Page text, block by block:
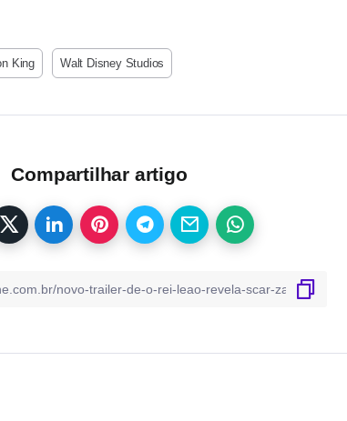
King Walt Disney Studios
Compartilhar artigo